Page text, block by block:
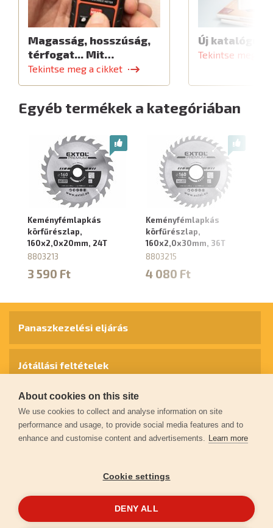
Magasság, hosszúság,
térfogat... Mit…
Tekintse meg a cikket
Új katalógus
Tekintse meg a
Egyéb termékek a kategóriában
Keményfémlapkás
körfűrészlap,
160x2,0x20mm, 24T
8803213
3 590 Ft
Keményfémlapkás
körfűrészlap,
160x2,0x30mm, 36T
8803215
4 080 Ft
© 2026extol.hu- Minden jog fenntartva
Panaszkezelési eljárás
Jótállási feltételek
Személyes adatok védelme
Kapcsolat
Garancia regisztráció
About cookies on this site
We use cookies to collect and analyse information on site
performance and usage, to provide social media features and to
enhance and customise content and advertisements. Learn more
Cookie settings
DENY ALL